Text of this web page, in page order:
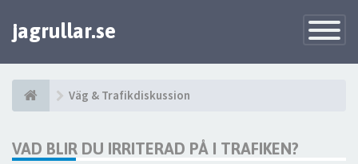
Toggle
jagrullar.se
Väg & Trafikdiskussion
VAD BLIR DU IRRITERAD PÅ I TRAFIKEN?